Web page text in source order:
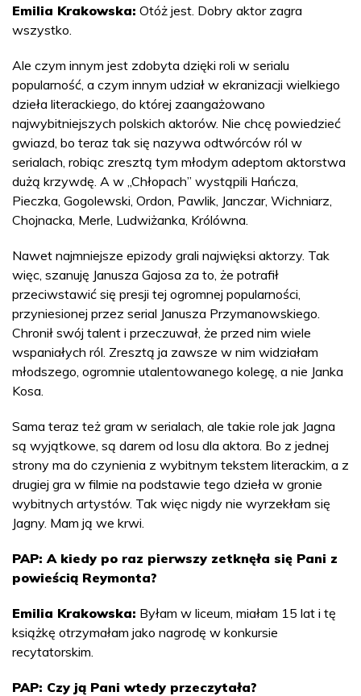
Emilia Krakowska: Otóż jest. Dobry aktor zagra
wszystko.
Ale czym innym jest zdobyta dzięki roli w serialu
popularność, a czym innym udział w ekranizacji wielkiego
dzieła literackiego, do której zaangażowano
najwybitniejszych polskich aktorów. Nie chcę powiedzieć
gwiazd, bo teraz tak się nazywa odtwórców ról w
serialach, robiąc zresztą tym młodym adeptom aktorstwa
dużą krzywdę. A w „Chłopach” wystąpili Hańcza,
Pieczka, Gogolewski, Ordon, Pawlik, Janczar, Wichniarz,
Chojnacka, Merle, Ludwiżanka, Królówna.
Nawet najmniejsze epizody grali najwięksi aktorzy. Tak
więc, szanuję Janusza Gajosa za to, że potrafił
przeciwstawić się presji tej ogromnej popularności,
przyniesionej przez serial Janusza Przymanowskiego.
Chronił swój talent i przeczuwał, że przed nim wiele
wspaniałych ról. Zresztą ja zawsze w nim widziałam
młodszego, ogromnie utalentowanego kolegę, a nie Janka
Kosa.
Sama teraz też gram w serialach, ale takie role jak Jagna
są wyjątkowe, są darem od losu dla aktora. Bo z jednej
strony ma do czynienia z wybitnym tekstem literackim, a z
drugiej gra w filmie na podstawie tego dzieła w gronie
wybitnych artystów. Tak więc nigdy nie wyrzekłam się
Jagny. Mam ją we krwi.
PAP: A kiedy po raz pierwszy zetknęła się Pani z
powieścią Reymonta?
Emilia Krakowska: Byłam w liceum, miałam 15 lat i tę
książkę otrzymałam jako nagrodę w konkursie
recytatorskim.
PAP: Czy ją Pani wtedy przeczytała?